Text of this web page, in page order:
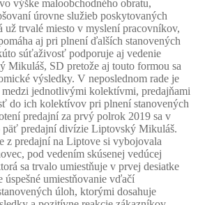
výške maloobchodného obratu,
úrovne služieb poskytovaných
už trvalé miesto v myslení pracovníkov,
aj pri plnení ďalších stanovených
súťaživosť podporuje aj vedenie
Mikuláš, SD pretože aj touto formou sa
výsledky. V neposlednom rade je
jednotlivými kolektívmi, predajňami
do ich kolektívov pri plnení stanovených
predajní za prvý polrok 2019 sa v
päť predajní divízie Liptovský Mikuláš.
predajní na Liptove si vybojovala
pod vedením skúsenej vedúcej
sa trvalo umiestňuje v prvej desiatke
úspešné umiestňovanie vďačí
úloh, ktorými dosahuje